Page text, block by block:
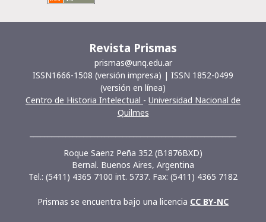
Revista Prismas
prismas@unq.edu.ar
ISSN1666-1508 (versión impresa) | ISSN 1852-0499
(versión en línea)
Centro de Historia Intelectual - Universidad Nacional de
Quilmes
Roque Saenz Peña 352 (B1876BXD)
Bernal. Buenos Aires, Argentina
Tel.: (5411) 4365 7100 int. 5737. Fax: (5411) 4365 7182
Prismas se encuentra bajo una licencia CC BY-NC